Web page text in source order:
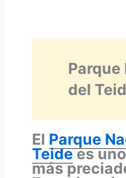
Parque
del
El Parque
Teidees
más